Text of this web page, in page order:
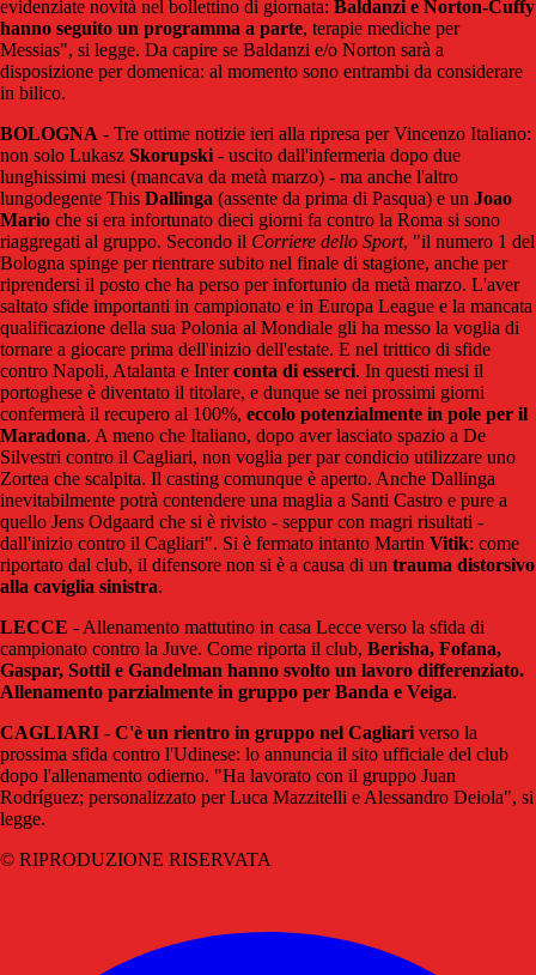
evidenziate novità nel bollettino di giornata: Baldanzi e Norton-Cuffy
hanno seguito un programma a parte, terapie mediche per
Messias", si legge. Da capire se Baldanzi e/o Norton sarà a
disposizione per domenica: al momento sono entrambi da considerare
in bilico.
BOLOGNA - Tre ottime notizie ieri alla ripresa per Vincenzo Italiano:
non solo Lukasz Skorupski - uscito dall'infermeria dopo due
lunghissimi mesi (mancava da metà marzo) - ma anche l'altro
lungodegente This Dallinga (assente da prima di Pasqua) e un Joao
Mario che si era infortunato dieci giorni fa contro la Roma si sono
riaggregati al gruppo. Secondo il Corriere dello Sport, "il numero 1 del
Bologna spinge per rientrare subito nel finale di stagione, anche per
riprendersi il posto che ha perso per infortunio da metà marzo. L'aver
saltato sfide importanti in campionato e in Europa League e la mancata
qualificazione della sua Polonia al Mondiale gli ha messo la voglia di
tornare a giocare prima dell'inizio dell'estate. E nel trittico di sfide
contro Napoli, Atalanta e Interconta di esserci. In questi mesi il
portoghese è diventato il titolare, e dunque se nei prossimi giorni
confermerà il recupero al 100%, eccolo potenzialmente in pole per il
Maradona. A meno che Italiano, dopo aver lasciato spazio a De
Silvestri contro il Cagliari, non voglia per par condicio utilizzare uno
Zortea che scalpita. Il casting comunque è aperto. Anche Dallinga
inevitabilmente potrà contendere una maglia a Santi Castro e pure a
quello Jens Odgaard che si è rivisto - seppur con magri risultati -
dall'inizio contro il Cagliari". Si è fermato intanto Martin Vitik: come
riportato dal club, il difensore non si è a causa di un trauma distorsivo
alla caviglia sinistra.
LECCE - Allenamento mattutino in casa Lecce verso la sfida di
campionato contro la Juve. Come riporta il club, Berisha, Fofana,
Gaspar, Sottil e Gandelman hanno svolto un lavoro differenziato.
Allenamento parzialmente in gruppo per Banda e Veiga.
CAGLIARI - C'è un rientro in gruppo nel Cagliari verso la
prossima sfida contro l'Udinese: lo annuncia il sito ufficiale del club
dopo l'allenamento odierno. "Ha lavorato con il gruppo Juan
Rodríguez; personalizzato per Luca Mazzitelli e Alessandro Deiola", si
legge.
© RIPRODUZIONE RISERVATA